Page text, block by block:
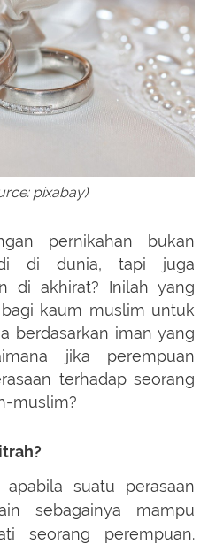
pixabay)
pernikahan bukan
di dunia, tapi juga
di akhirat? Inilah yang
kaum muslim untuk
berdasarkan iman yang
jika perempuan
terhadap seorang
muslim?
suatu perasaan
sebagainya mampu
seorang perempuan.